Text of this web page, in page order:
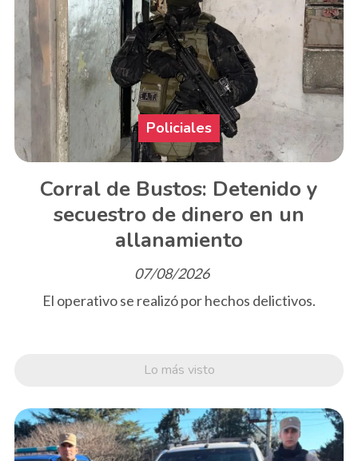
Corral de Bustos: Detenido y
secuestro de dinero en un
allanamiento
Policiales
07/08/2026
El operativo se realizó por hechos delictivos.
Lo más visto